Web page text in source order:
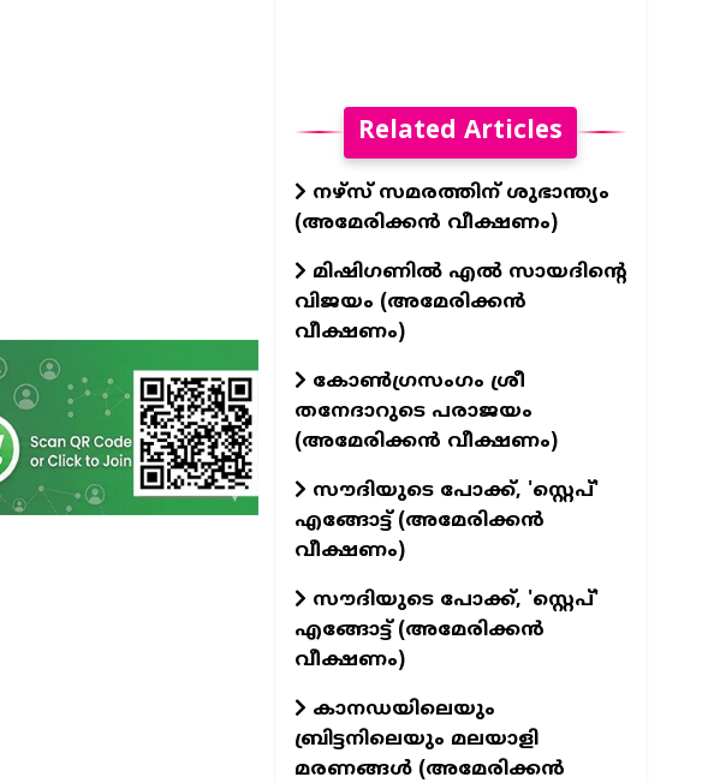
Related Articles
നഴ്സ് സമരത്തിന് ശുഭാന്ത്യം
(അമേരിക്കൻ വീക്ഷണം)
മിഷിഗണിൽ എൽ സായദിന്റെ
വിജയം (അമേരിക്കൻ
വീക്ഷണം)
കോൺഗ്രസംഗം ശ്രീ
തനേദാറുടെ പരാജയം
(അമേരിക്കൻ വീക്ഷണം)
സൗദിയുടെ പോക്ക്, 'സ്റ്റെപ്'
എങ്ങോട്ട് (അമേരിക്കൻ
വീക്ഷണം)
സൗദിയുടെ പോക്ക്, 'സ്റ്റെപ്'
എങ്ങോട്ട് (അമേരിക്കൻ
വീക്ഷണം)
കാനഡയിലെയും
ബ്രിട്ടനിലെയും മലയാളി
മരണങ്ങൾ (അമേരിക്കൻ